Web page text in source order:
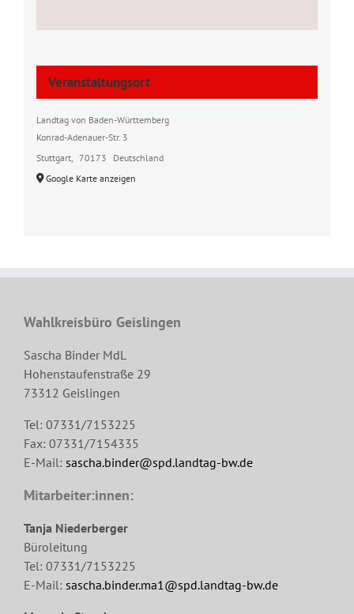
Veranstaltungsort
Landtag von Baden-Württemberg
Konrad-Adenauer-Str. 3
Stuttgart, 70173
Deutschland
Google Karte anzeigen
Wahlkreisbüro Geislingen
Sascha Binder MdL
Hohenstaufenstraße 29
73312 Geislingen
Tel: 07331/7153225
Fax: 07331/7154335
E-Mail: sascha.binder@spd.landtag-bw.de
Mitarbeiter:innen:
Tanja Niederberger
Büroleitung
Tel: 07331/7153225
E-Mail: sascha.binder.ma1@spd.landtag-bw.de